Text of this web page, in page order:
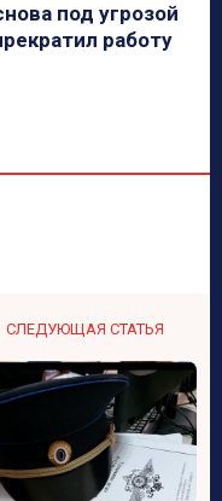
под угрозой
работу
СЛЕДУЮЩАЯ СТАТЬЯ